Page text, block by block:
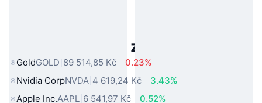
Populární aktiva z reálného světa
GoldGOLD 89 514,85 Kč
0.23%
Nvidia CorpNVDA 4 619,24 Kč
3.43%
Apple Inc.AAPL 6 541,97 Kč 0.52%